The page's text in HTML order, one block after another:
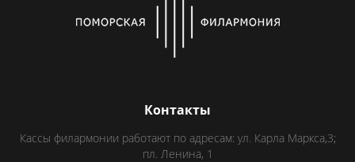
Контакты
Кассы филармонии работают по адресам: ул. Карла Маркса,3;
пл. Ленина, 1